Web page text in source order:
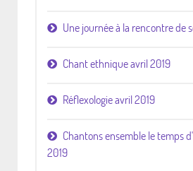
Une journée à la rencontre de
Chant ethnique avril 2019
Réflexologie avril 2019
Chantons ensemble le temps
2019